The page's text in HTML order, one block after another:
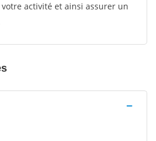
activité et ainsi assurer un